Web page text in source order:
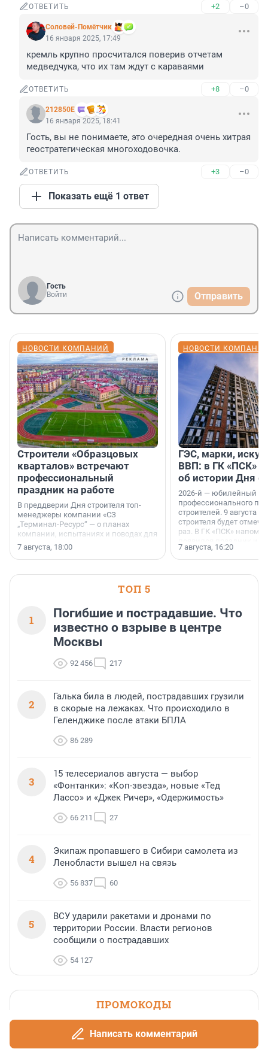
ОТВЕТИТЬ +2 –0
Соловей-Помётчик
16 января 2025, 17:49
кремль крупно просчитался поверив отчетам
медведчука, что их там ждут с караваями
ОТВЕТИТЬ +8 –0
212850Е
16 января 2025, 18:41
Гость, вы не понимаете, это очередная очень хитрая
геостратегическая многоходовочка.
ОТВЕТИТЬ +3 –0
Показать ещё 1 ответ
Гость
Войти
Отправить
НОВОСТИ КОМПАНИЙ
Строители «Образцовых
кварталов» встречают
профессиональный
праздник на работе
В преддверии Дня строителя топ-
менеджеры компании «СЗ
„Терминал-Ресурс“ — о планах
компании, испытаниях и поводах для
осторожного оптимизма.
7 августа, 18:00
НОВОСТИ
ГЭС, марки,
ВВП: в ГК «ПСК»
об истории Дня
2026-й — юбилейный
профессионального
строителей. 9 августа
строителя будет
раз. В ГК «ПСК»
поменялась роль
7 августа, 16:20
ТОП 5
1
Погибшие и пострадавшие. Что
известно о взрыве в центре
Москвы
92 456 217
2
Галька била в людей, пострадавших грузили
в скорые на лежаках. Что происходило в
Геленджике после атаки БПЛА
86 289
3
15 телесериалов августа — выбор
«Фонтанки»: «Коп-звезда», новые «Тед
Лассо» и «Джек Ричер», «Одержимость»
66 211 27
4
Экипаж пропавшего в Сибири самолета из
Ленобласти вышел на связь
56 837 60
5
ВСУ ударили ракетами и дронами по
территории России. Власти регионов
сообщили о пострадавших
54 127
ПРОМОКОДЫ
Скидка 55% на первый заказ от 700
₽ в приложении Пятёрочка
Доставка
Написать комментарий